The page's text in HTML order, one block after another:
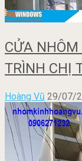
CỬA NHÔM
TRÌNH CHỊ
Hoàng Vũ 29/07/